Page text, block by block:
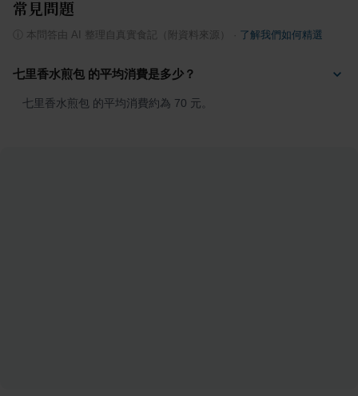
常見問題
本問答由 AI 整理自真實食記（附資料來源） 了解我們如何精選
七里香水煎包 的平均消費是多少？
七里香水煎包 的平均消費約為 70 元。